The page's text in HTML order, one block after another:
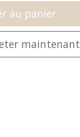
au panier
maintenant